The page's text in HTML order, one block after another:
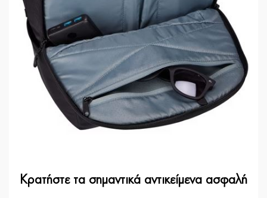
Κρατήστε τα σημαντικά αντικείμενα ασφαλή